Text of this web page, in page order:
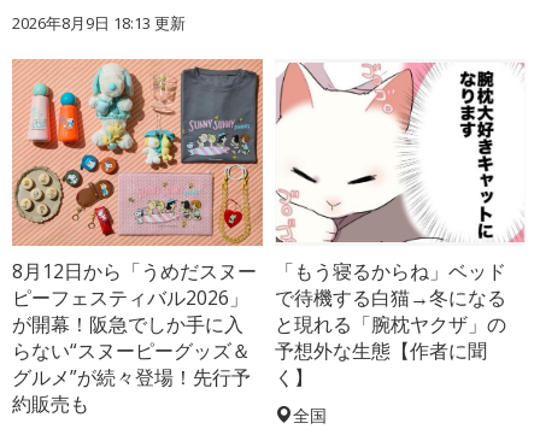
2026年8月9日 18:13 更新
8月12日から「うめだスヌー
ピーフェスティバル2026」
が開幕！阪急でしか手に入
らない“スヌーピーグッズ＆
グルメ”が続々登場！先行予
約販売も
「もう寝るからね」ベッド
で待機する白猫→冬になる
と現れる「腕枕ヤクザ」の
予想外な生態【作者に聞
く】
全国